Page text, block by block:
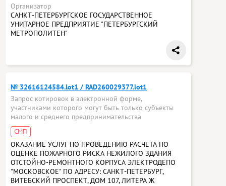
Организатор
САНКТ-ПЕТЕРБУРГСКОЕ ГОСУДАРСТВЕННОЕ
УНИТАРНОЕ ПРЕДПРИЯТИЕ "ПЕТЕРБУРГСКИЙ
МЕТРОПОЛИТЕН"
№ 32616124584.lot1 / RAD260029377.lot1
Запрос котировок в электронной форме,
участниками которого могут быть только субъекты
малого и среднего предпринимательства
СМП
ОКАЗАНИЕ УСЛУГ ПО ПРОВЕДЕНИЮ РАСЧЕТА ПО
ОЦЕНКЕ ПОЖАРНОГО РИСКА НЕЖИЛОГО ЗДАНИЯ
ОТСТОЙНО-РЕМОНТНОГО КОРПУСА ЭЛЕКТРОДЕПО
"МОСКОВСКОЕ" ПО АДРЕСУ: САНКТ-ПЕТЕРБУРГ,
ВИТЕБСКИЙ ПРОСПЕКТ, ДОМ 107, ЛИТЕРА Ж